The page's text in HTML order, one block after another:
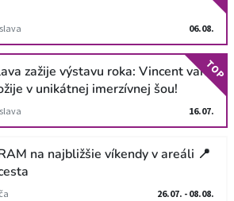
06.08.
zažije výstavu roka: Vincent van
v unikátnej imerzívnej šou!
16.07.
TOP
na najbližšie víkendy v areáli 📍
26.07. - 08.08.